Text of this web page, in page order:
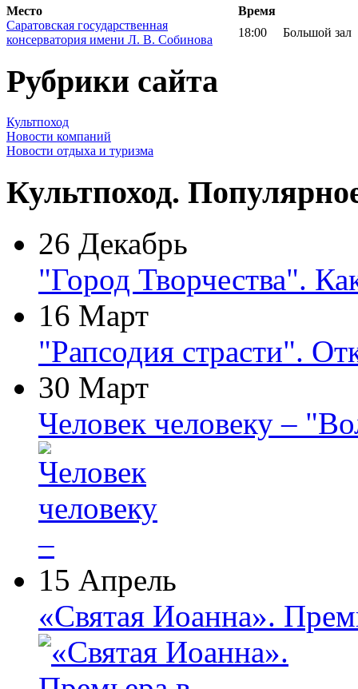
Место
Время
Саратовская государственная
консерватория имени Л. В. Собинова
18:00 Большой зал
Рубрики сайта
Культпоход
Новости компаний
Новости отдыха и туризма
Культпоход.
26 Декабрь
"Город Творчества".
16 Март
"Рапсодия страсти".
30 Март
Человек человеку –
15 Апрель
«Святая Иоанна».